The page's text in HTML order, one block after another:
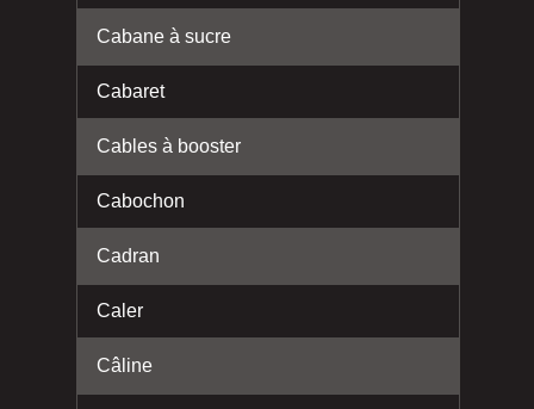
Cabane à sucre
Cabaret
Cables à booster
Cabochon
Cadran
Caler
Câline